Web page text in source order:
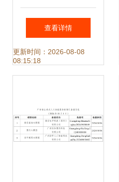
展 引领制造业数字
化转型的盛会
查看详情
更新时间：2026-08-08
08:15:18